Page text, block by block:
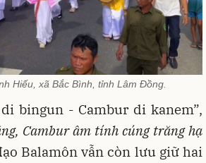
Hiếu, xã Bắc Bình, tỉnh Lâm Đồng.
bingun - Cambur di kanem”,
Cambur âm tính cúng trăng hạ
Balamôn vẫn còn lưu giữ hai